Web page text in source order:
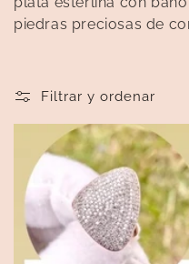
:
piedras preciosas de
Filtrar y ordenar